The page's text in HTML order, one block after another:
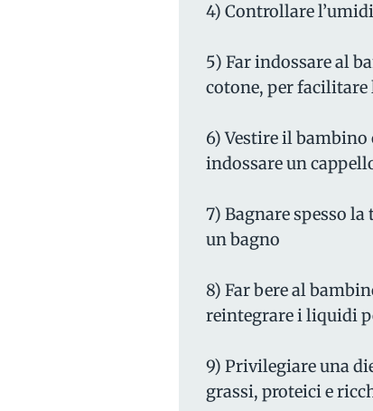
4) Controllare
5) Far indossare al
cotone, per
6) Vestire il
indossare un
7) Bagnare spesso
un bagno
8) Far bere al
reintegrare i liquidi
9) Privilegiare una
grassi, proteici e